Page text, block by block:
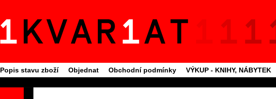
Popis stavu zboží Objednat Obchodní podmínky VÝKUP - KNIHY, NÁBYTEK